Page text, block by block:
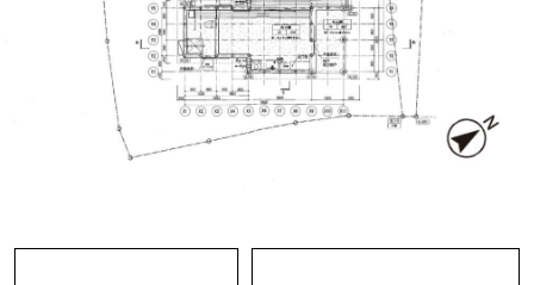
います。
贅沢すぎず、ほどよく抜けていて、派手な装飾が
あるわけでも無い。素朴で良い素材がただただ綺
麗に納まっていて、違和感がない。きっとこれが